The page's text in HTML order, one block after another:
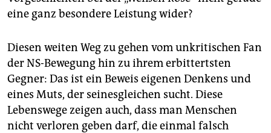
eine ganz besondere Leistung wider?
Diesen weiten Weg zu gehen vom unkritischen Fan
der NS-Bewegung hin zu ihrem erbittertsten
Gegner: Das ist ein Beweis eigenen Denkens und
eines Muts, der seinesgleichen sucht. Diese
Lebenswege zeigen auch, dass man Menschen
nicht verloren geben darf, die einmal falsch